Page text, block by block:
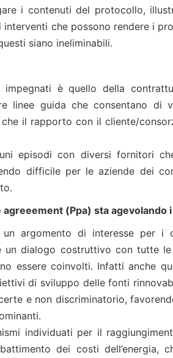
i contenuti del protocollo,
che possono rendere i
siano ineliminabili.
è quello della
linee guida che consentano di
il rapporto con il cliente/
episodi con diversi fornitori
difficile per le aziende dei
(Ppa) sta agevolando
argomento di interesse per i
un dialogo costruttivo con tutte
essere coinvolti. Infatti anche
di sviluppo delle fonti
e non discriminatorio,
individuati per il
dei costi dell’energia,